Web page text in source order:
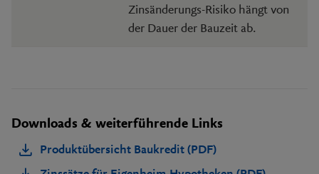
Zinsänderungs-Risiko hängt von
der Dauer der Bauzeit ab.
Downloads & weiterführende Links
Produktübersicht Baukredit (PDF)